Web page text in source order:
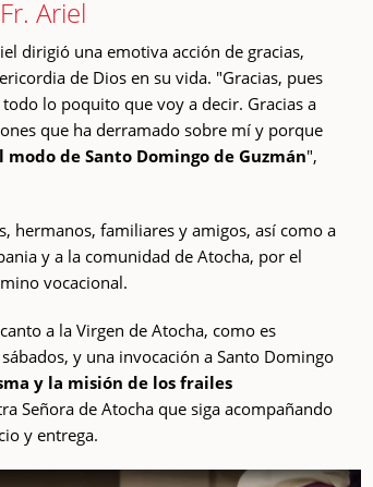
Ariel
dirigió una emotiva acción de gracias,
de Dios en su vida. "Gracias, pues
lo poquito que voy a decir. Gracias a
que ha derramado sobre mí y porque
modo de Santo Domingo de Guzmán",
hermanos, familiares y amigos, así como a
y a la comunidad de Atocha, por el
vocacional.
a la Virgen de Atocha, como es
y una invocación a Santo Domingo
y la misión de los frailes
Señora de Atocha que siga acompañando
y entrega.